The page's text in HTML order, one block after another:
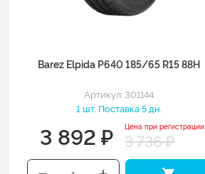
Barez Elpida P640 185/65 R15 88H
Артикул: 301144
1 шт. Поставка 5 дн.
3 892 ₽ Цена при регистрации
3 736 ₽